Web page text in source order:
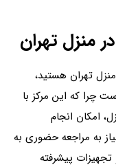
منزل تهران
تهران هستید،
چرا که این مرکز با
امکان انجام
به مراجعه حضوری به
پیشرفته